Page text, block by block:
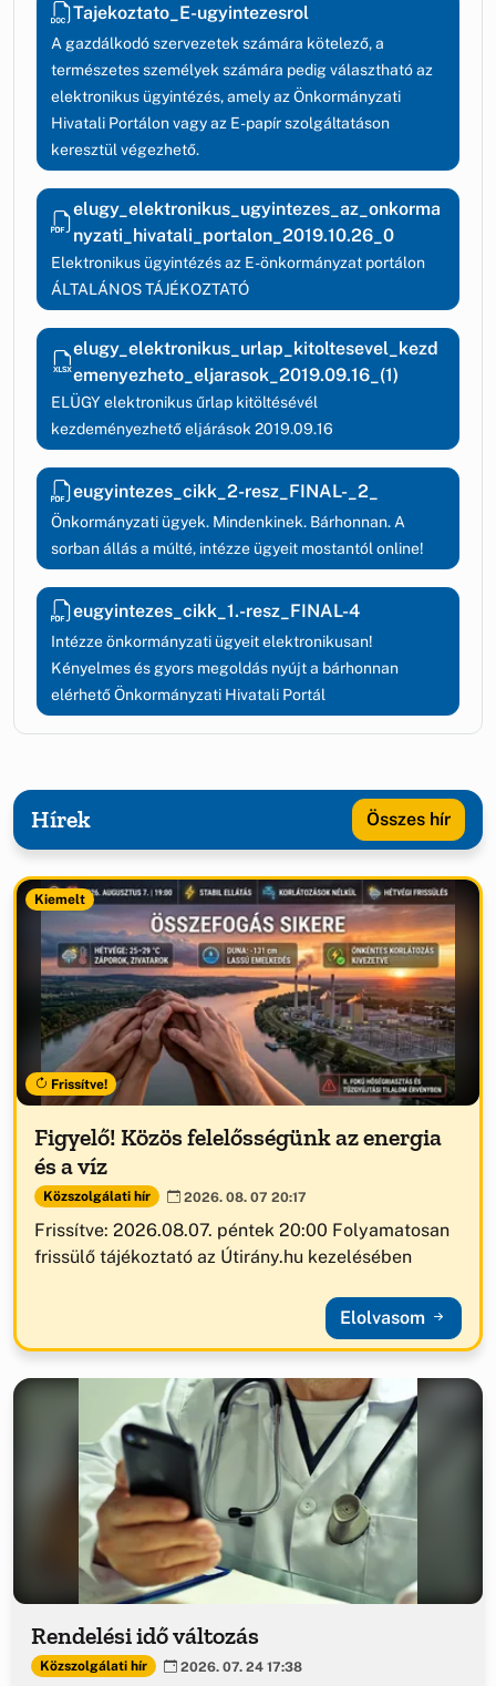
Tajekoztato_E-ugyintezesrol
A gazdálkodó szervezetek számára kötelező, a
természetes személyek számára pedig választható az
elektronikus ügyintézés, amely az Önkormányzati
Hivatali Portálon vagy az E-papír szolgáltatáson
keresztül végezhető.
elugy_elektronikus_ugyintezes_az_onkorma
nyzati_hivatali_portalon_2019.10.26_0
Elektronikus ügyintézés az E-önkormányzat portálon
ÁLTALÁNOS TÁJÉKOZTATÓ
elugy_elektronikus_urlap_kitoltesevel_kezd
emenyezheto_eljarasok_2019.09.16_(1)
ELÜGY elektronikus űrlap kitöltésévél
kezdeményezhető eljárások 2019.09.16
eugyintezes_cikk_2-resz_FINAL-_2_
Önkormányzati ügyek. Mindenkinek. Bárhonnan. A
sorban állás a múlté, intézze ügyeit mostantól online!
eugyintezes_cikk_1.-resz_FINAL-4
Intézze önkormányzati ügyeit elektronikusan!
Kényelmes és gyors megoldás nyújt a bárhonnan
elérhető Önkormányzati Hivatali Portál
Hírek Összes hír
Kiemelt
Frissítve!
Figyelő! Közös felelősségünk az energia
és a víz
Közszolgálati hír 2026. 08. 07 20:17
Frissítve: 2026.08.07. péntek 20:00 Folyamatosan
frissülő tájékoztató az Útirány.hu kezelésében
Elolvasom
Rendelési idő változás
Közszolgálati hír 2026. 07. 24 17:38